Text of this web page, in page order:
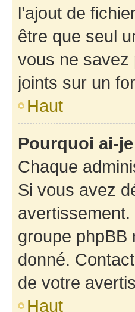
l’ajout de
être que seul
vous ne savez
joints sur un
Haut
Pourquoi ai-
Chaque
Si vous avez
avertissement.
groupe phpBB
donné.
de votre
Haut